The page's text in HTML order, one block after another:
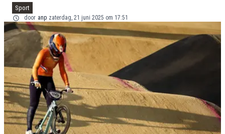
Sport
door anp zaterdag, 21 juni 2025 om 17:51